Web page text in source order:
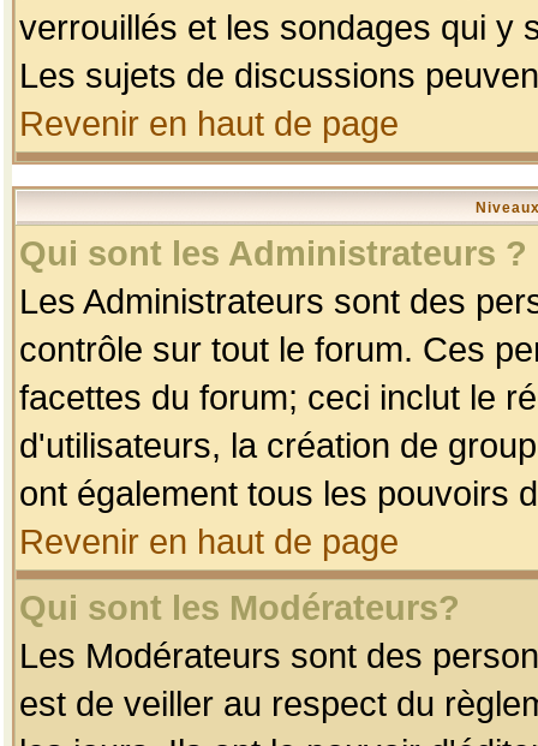
verrouillés et les sondages qui y
Les sujets de discussions
Revenir en haut de page
Qui sont les Administrateurs ?
Les Administrateurs sont des
contrôle sur tout le forum. Ces
facettes du forum; ceci inclut le
d'utilisateurs, la création de
ont également tous les pouvoirs
Revenir en haut de page
Qui sont les Modérateurs?
Les Modérateurs sont des
est de veiller au respect du